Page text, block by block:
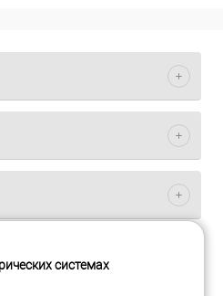
системах